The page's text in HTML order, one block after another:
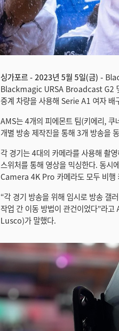
싱가포르 - 2023년 5월 5일(금) -
Blackmagic URSA Broadcast G2
중계 차량을 사용해 Serie A1 여자 배
AMS는 4개의 피에몬트 팀(키에리, 쿠
개별 방송 제작진을 통해 3개 방송을
각 경기는 4대의 카메라를 사용해
스위처를 통해 영상을 믹싱한다. 동
Camera 4K Pro 카메라도 모두 비행
“각 경기 방송을 위해 임시로 방송 갤
작업 간 이동 방법이 관건이었다”라
Lusco)가 말했다.